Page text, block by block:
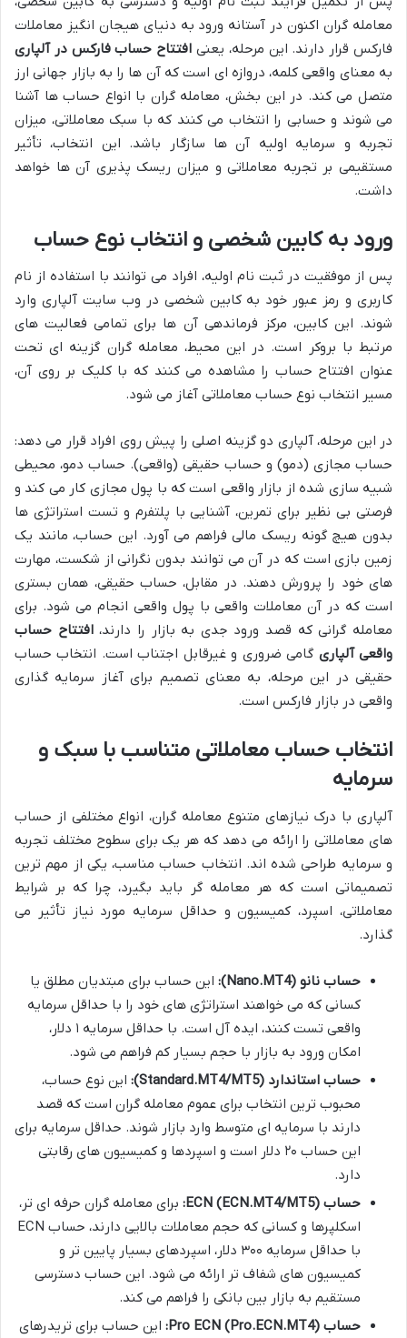
معامله گران اکنون در آستانه ورود به دنیای هیجان انگیز معاملات
فارکس قرار دارند. این مرحله، یعنی افتتاح حساب فارکس در آلپاری
به معنای واقعی کلمه، دروازه ای است که آن ها را به بازار جهانی ارز
متصل می کند. در این بخش، معامله گران با انواع حساب ها آشنا
می شوند و حسابی را انتخاب می کنند که با سبک معاملاتی، میزان
تجربه و سرمایه اولیه آن ها سازگار باشد. این انتخاب، تأثیر
مستقیمی بر تجربه معاملاتی و میزان ریسک پذیری آن ها خواهد
داشت.
ورود به کابین شخصی و انتخاب نوع حساب
پس از موفقیت در ثبت نام اولیه، افراد می توانند با استفاده از نام
کاربری و رمز عبور خود به کابین شخصی در وب سایت آلپاری وارد
شوند. این کابین، مرکز فرماندهی آن ها برای تمامی فعالیت های
مرتبط با بروکر است. در این محیط، معامله گران گزینه ای تحت
عنوان افتتاح حساب را مشاهده می کنند که با کلیک بر روی آن،
مسیر انتخاب نوع حساب معاملاتی آغاز می شود.
در این مرحله، آلپاری دو گزینه اصلی را پیش روی افراد قرار می دهد:
حساب مجازی (دمو) و حساب حقیقی (واقعی). حساب دمو، محیطی
شبیه سازی شده از بازار واقعی است که با پول مجازی کار می کند و
فرصتی بی نظیر برای تمرین، آشنایی با پلتفرم و تست استراتژی ها
بدون هیچ گونه ریسک مالی فراهم می آورد. این حساب، مانند یک
زمین بازی است که در آن می توانند بدون نگرانی از شکست، مهارت
های خود را پرورش دهند. در مقابل، حساب حقیقی، همان بستری
است که در آن معاملات واقعی با پول واقعی انجام می شود. برای
معامله گرانی که قصد ورود جدی به بازار را دارند،افتتاح حساب
واقعی آلپاری گامی ضروری و غیرقابل اجتناب است. انتخاب حساب
حقیقی در این مرحله، به معنای تصمیم برای آغاز سرمایه گذاری
واقعی در بازار فارکس است.
انتخاب حساب معاملاتی متناسب با سبک و
سرمایه
آلپاری با درک نیازهای متنوع معامله گران، انواع مختلفی از حساب
های معاملاتی را ارائه می دهد که هر یک برای سطوح مختلف تجربه
و سرمایه طراحی شده اند. انتخاب حساب مناسب، یکی از مهم ترین
تصمیماتی است که هر معامله گر باید بگیرد، چرا که بر شرایط
معاملاتی، اسپرد، کمیسیون و حداقل سرمایه مورد نیاز تأثیر می
گذارد.
حساب نانو (Nano.MT4):
این حساب برای مبتدیان مطلق یا
کسانی که می خواهند استراتژی های خود را با حداقل سرمایه
واقعی تست کنند، ایده آل است. با حداقل سرمایه ۱ دلار،
امکان ورود به بازار با حجم بسیار کم فراهم می شود.
حساب استاندارد (Standard.MT4/MT5):
این نوع حساب،
محبوب ترین انتخاب برای عموم معامله گران است که قصد
دارند با سرمایه ای متوسط وارد بازار شوند. حداقل سرمایه برای
این حساب ۲۰ دلار است و اسپردها و کمیسیون های رقابتی
دارد.
حساب ECN (ECN.MT4/MT5):
برای معامله گران حرفه ای تر،
اسکلپرها و کسانی که حجم معاملات بالایی دارند، حساب ECN
با حداقل سرمایه ۳۰۰ دلار، اسپردهای بسیار پایین تر و
کمیسیون های شفاف تر ارائه می شود. این حساب دسترسی
مستقیم به بازار بین بانکی را فراهم می کند.
حساب Pro ECN (Pro.ECN.MT4):
این حساب برای تریدرهای